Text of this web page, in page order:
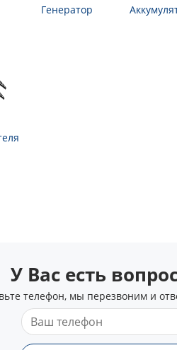
Генератор
У Вас есть
телефон, мы перезвоним и